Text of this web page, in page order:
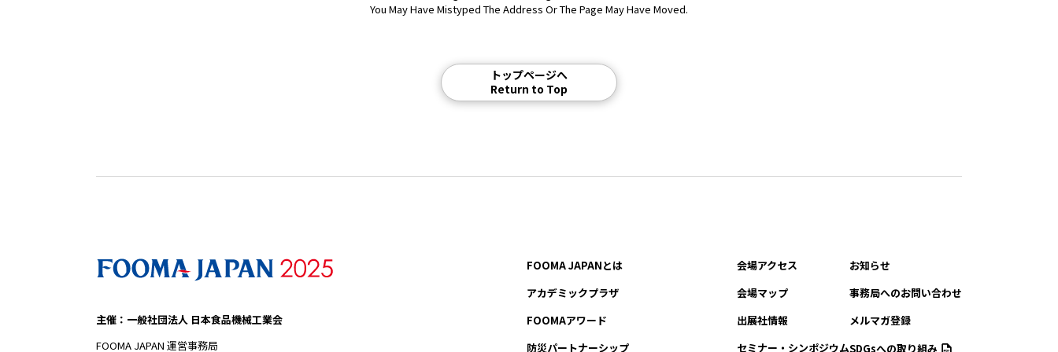
You May Have Mistyped The Address Or The Page May Have Moved.
トップページへ
Return to Top
主催：一般社団法人 日本食品機械工業会
FOOMA JAPAN 運営事務局
FOOMA JAPANとは
アカデミックプラザ
FOOMAアワード
防災パートナーシップ
会場アクセス
会場マップ
出展社情報
セミナー・シンポジウム
お知らせ
事務局へのお問い合わせ
メルマガ登録
SDGsへの取り組み